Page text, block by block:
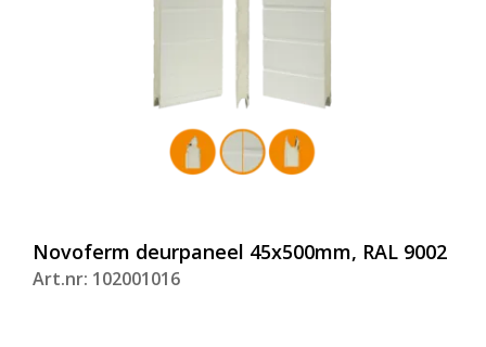
Novoferm deurpaneel 45x500mm, RAL 9002
Art.nr: 102001016